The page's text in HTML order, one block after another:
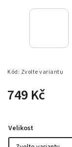
Kód: Zvolte variantu
749 Kč
Velikost